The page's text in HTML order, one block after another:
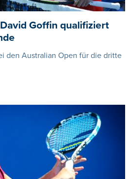
Goffin qualifiziert
den Australian Open für die dritte